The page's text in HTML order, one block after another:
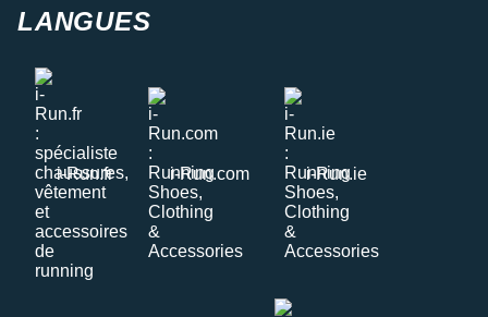
LANGUES
i-Run.fr i-Run.com i-Run.ie